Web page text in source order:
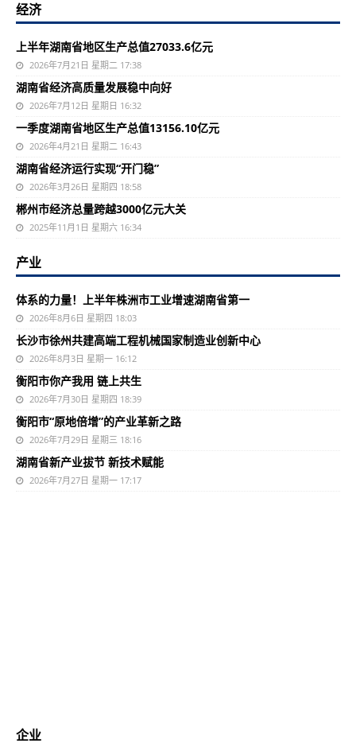
经济
上半年湖南省地区生产总值27033.6亿元
2026年7月21日 星期二 17:38
湖南省经济高质量发展稳中向好
2026年7月12日 星期日 16:32
一季度湖南省地区生产总值13156.10亿元
2026年4月21日 星期二 16:43
湖南省经济运行实现“开门稳”
2026年3月26日 星期四 18:58
郴州市经济总量跨越3000亿元大关
2025年11月1日 星期六 16:34
产业
体系的力量！上半年株洲市工业增速湖南省第一
2026年8月6日 星期四 18:03
长沙市徐州共建高端工程机械国家制造业创新中心
2026年8月3日 星期一 16:12
衡阳市你产我用 链上共生
2026年7月30日 星期四 18:39
衡阳市“原地倍增”的产业革新之路
2026年7月29日 星期三 18:16
湖南省新产业拔节 新技术赋能
2026年7月27日 星期一 17:17
企业